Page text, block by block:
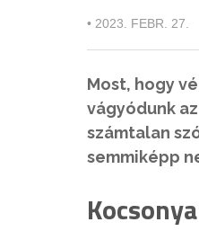
• 2023. FEBR. 27.
Most, hogy
vágyódunk
számtalan
semmiképp